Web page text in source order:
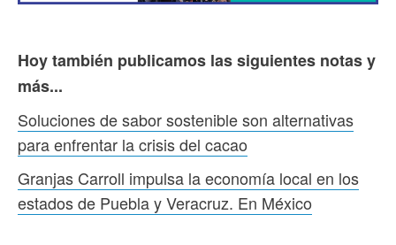
Hoy también publicamos las siguientes notas y
más...
Soluciones de sabor sostenible son alternativas
para enfrentar la crisis del cacao
Granjas Carroll impulsa la economía local en los
estados de Puebla y Veracruz. En México